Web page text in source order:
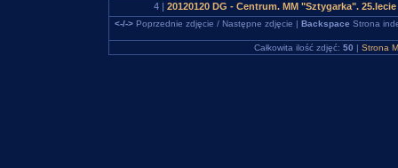
4 | 20120120 DG - Centrum. MM "Sztygarka".
<-/->Poprzednie zdjęcie / Następne zdjęcie | Backspace Strona
Całkowita ilość zdjęć: 50 | Strona